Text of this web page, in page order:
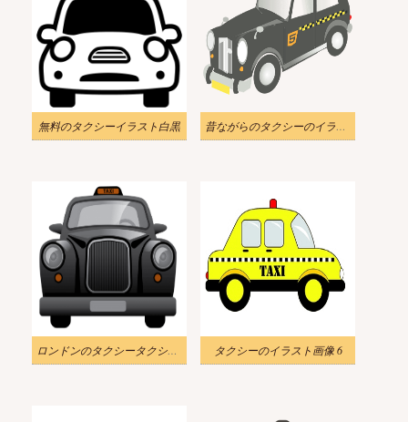
無料のタクシーイラスト白黒 昔ながらのタクシーのイラスト 透明
ロンドンのタクシータクシー イラスト タクシーのイラスト画像 6